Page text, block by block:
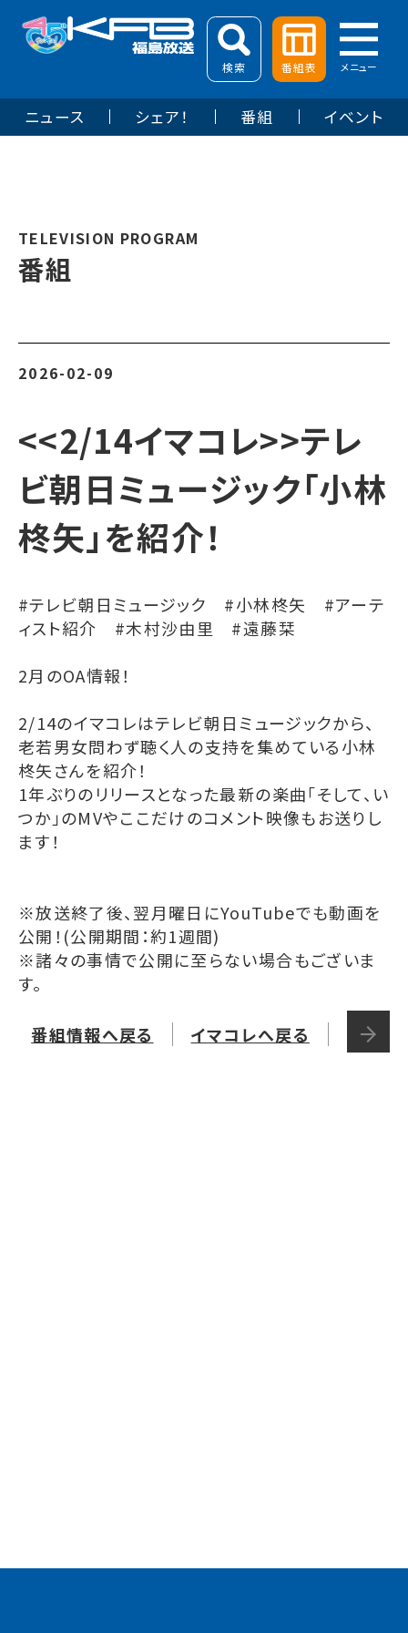
検索 番組表 メニュー
ニュース シェア！ 番組 イベント
TELEVISION PROGRAM
番組
2026-02-09
<<2/14イマコレ>>テレ
ビ朝日ミュージック「小林
柊矢」を紹介！
#テレビ朝日ミュージック #小林柊矢 #アーテ
ィスト紹介 #木村沙由里 #遠藤栞
2月のOA情報！
2/14のイマコレはテレビ朝日ミュージックから、
老若男女問わず聴く人の支持を集めている小林
柊矢さんを紹介！
1年ぶりのリリースとなった最新の楽曲「そして、い
つか」のMVやここだけのコメント映像もお送りし
ます！
※放送終了後、翌月曜日にYouTubeでも動画を
公開！(公開期間：約1週間)
※諸々の事情で公開に至らない場合もございま
す。
イマコレへ戻る
番組情報へ戻る